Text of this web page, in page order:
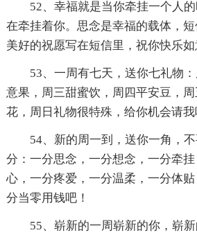
52、幸福就是当你牵挂一个人
在牵挂着你。思念是幸福的载体，
美好的祝愿写在短信里，祝你快乐如
53、一周有七天，送你七礼物
意果，周三甜蜜饮，周四平安豆，
花，周日礼物很特殊，给你机会请
54、新的周一到，送你一角，
分：一分思念，一分想念，一分牵
心，一分疼爱，一分温柔，一分体
分当零用钱吧！
55、崭新的一周崭新的你，崭